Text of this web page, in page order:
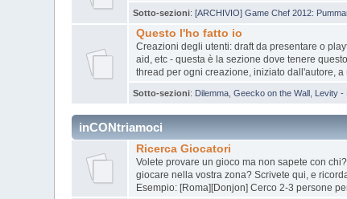
Sotto-sezioni:[ARCHIVIO] Game Chef 2012:
Questo l'ho fatto io
Creazioni degli utenti: draft da presentare o
aid, etc - questa è la sezione dove tenere
thread per ogni creazione, iniziato dall'autore,
Sotto-sezioni: Dilemma ,Geecko on the Wall Levity -
inCONtriamoci
Ricerca Giocatori
Volete provare un gioco ma non sapete con
giocare nella vostra zona? Scrivete qui, e
Esempio: [Roma][Donjon] Cerco 2-3 persone